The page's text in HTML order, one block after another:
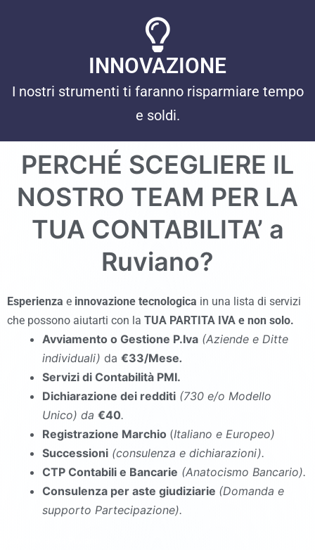
INNOVAZIONE
I nostri strumenti ti faranno risparmiare tempo
e soldi.
PERCHÉ SCEGLIERE IL
NOSTRO TEAM PER LA
TUA CONTABILITA’ a
Ruviano?
Esperienza e innovazione tecnologica in una lista di servizi
che possono aiutarti con la TUA PARTITA IVA e non solo.
Avviamento o Gestione P.Iva (Aziende e Ditte
individuali) da €33/Mese.
Servizi di Contabilità PMI.
Dichiarazione dei redditi (730 e/o Modello
Unico) da €40.
Registrazione Marchio (Italiano e Europeo)
Successioni (consulenza e dichiarazioni).
CTP Contabili e Bancarie (Anatocismo Bancario).
Consulenza per aste giudiziarie (Domanda e
supporto Partecipazione).